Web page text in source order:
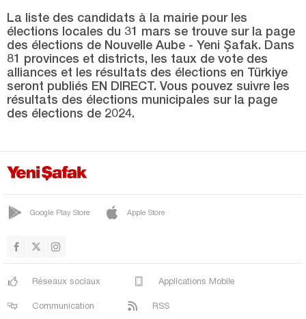
Isparta
Kahramanmaraş
Karabük
Karaman
Kars
Kilis
Kırşehir
Kocaeli
Konya
La liste des candidats à la mairie pour les
élections locales du 31 mars se trouve sur la page
des élections de Nouvelle Aube - Yeni Şafak. Dans
81 provinces et districts, les taux de vote des
alliances et les résultats des élections en Türkiye
seront publiés EN DIRECT. Vous pouvez suivre les
résultats des élections municipales sur la page
des élections de 2024.
Google Play Store Apple Store
Réseaux sociaux Applications Mobile
Communication RSS